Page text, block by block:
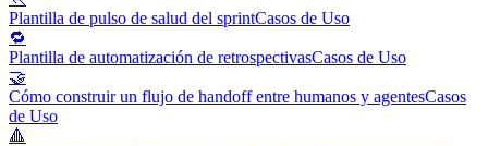
Plantilla de pulso de salud del sprintCasos de Uso
🔁
Plantilla de automatización de retrospectivasCasos de Uso
🤝
Cómo construir un flujo de handoff entre humanos y agentesCasos
de Uso
🔺